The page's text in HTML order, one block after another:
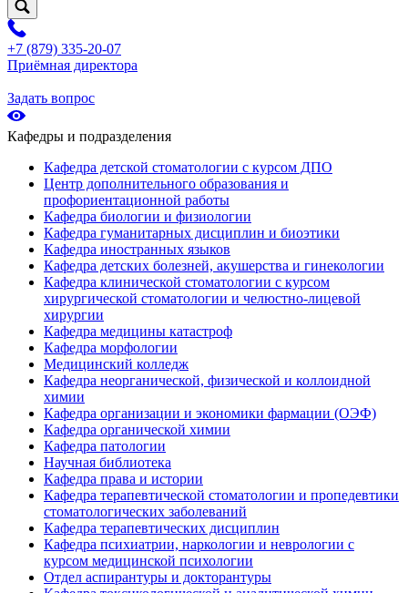
+7 (879) 335-20-07
Приёмная директора
Задать вопрос
Кафедры и подразделения
Кафедра детской стоматологии с курсом ДПО
Центр дополнительного образования и
профориентационной работы
Кафедра биологии и физиологии
Кафедра гуманитарных дисциплин и биоэтики
Кафедра иностранных языков
Кафедра детских болезней, акушерства и гинекологии
Кафедра клинической стоматологии с курсом
хирургической стоматологии и челюстно-лицевой
хирургии
Кафедра медицины катастроф
Кафедра морфологии
Медицинский колледж
Кафедра неорганической, физической и коллоидной
химии
Кафедра организации и экономики фармации (ОЭФ)
Кафедра органической химии
Кафедра патологии
Научная библиотека
Кафедра права и истории
Кафедра терапевтической стоматологии и пропедевтики
стоматологических заболеваний
Кафедра терапевтических дисциплин
Кафедра психиатрии, наркологии и неврологии с
курсом медицинской психологии
Отдел аспирантуры и докторантуры